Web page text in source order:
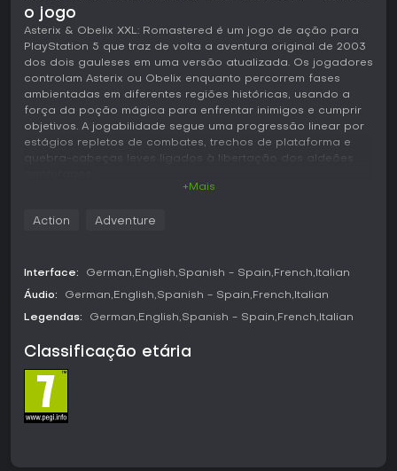
o jogo
Asterix & Obelix XXL: Romastered é um jogo de ação para
PlayStation 5 que traz de volta a aventura original de 2003
dos dois gauleses em uma versão atualizada. Os jogadores
controlam Asterix ou Obelix enquanto percorrem fases
ambientadas em diferentes regiões históricas, usando a
força da poção mágica para enfrentar inimigos e cumprir
objetivos. A jogabilidade segue uma progressão linear por
estágios repletos de combates, trechos de plataforma e
quebra-cabeças leves ligados à libertação dos aldeões
Obelix a qualquer momento, aproveitando as habilidades
de cada um em combates e na exploração. O combate
pela poção mágica e interações com objetos do cenário
plataforma exigem saltos entre plataformas, uso de
ataques giratórios para abrir caminho e desvio de
obstáculos que impedem o avanço.
Os inimigos principais são os soldados romanos, além de
a áreas mais abertas no Egito. A versão remasterizada
+Mais
Action Adventure
Interface: German English Spanish - Spain French Italian
Áudio: German English Spanish - Spain French Italian
Legendas: German English Spanish - Spain French Italian
Classificação etária